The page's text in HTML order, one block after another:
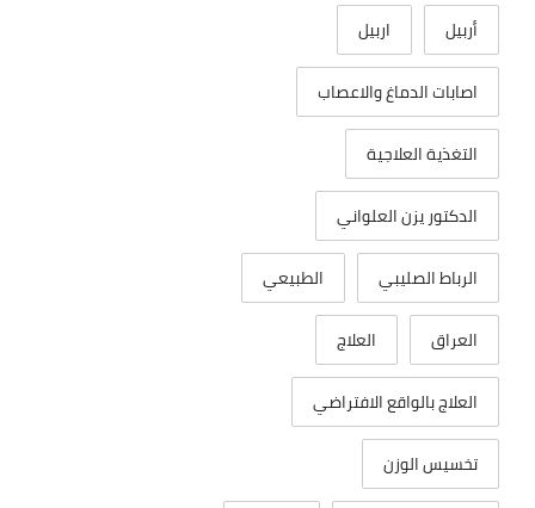
أربيل
اربيل
اصابات الدماغ والاعصاب
التغذية العلاجية
الدكتور يزن العلواني
الرباط الصليبي
الطبيعي
العراق
العلاج
العلاج بالواقع الافتراضي
تخسيس الوزن